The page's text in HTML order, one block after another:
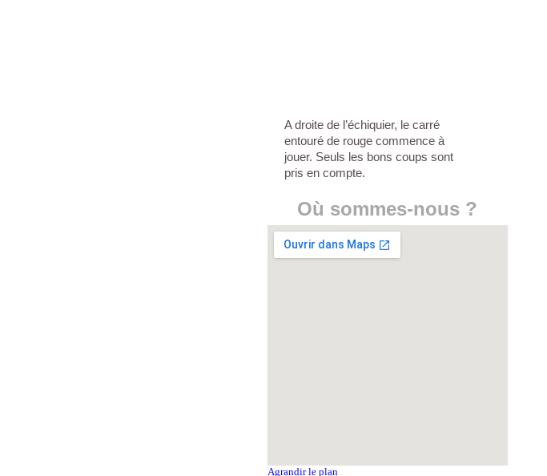
Où sommes-nous ?
A droite de l’échiquier, le carré
entouré de rouge commence à
jouer. Seuls les bons coups sont
pris en compte.